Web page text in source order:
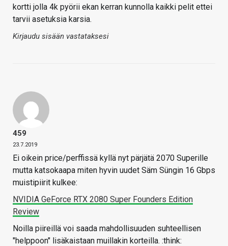
kortti jolla 4k pyörii ekan kerran kunnolla kaikki pelit ettei
tarvii asetuksia karsia.
Kirjaudu sisään vastataksesi
459
23.7.2019
Ei oikein price/perffissä kyllä nyt pärjätä 2070 Superille
mutta katsokaapa miten hyvin uudet Säm Süngin 16 Gbps
muistipiirit kulkee:
NVIDIA GeForce RTX 2080 Super Founders Edition
Review
Noilla piireillä voi saada mahdollisuuden suhteellisen
"helppoon" lisäkaistaan muillakin korteilla. :think: